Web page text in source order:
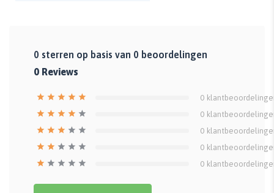
0 sterren op basis van 0 beoordelingen
0 Reviews
0
0
0
0
0